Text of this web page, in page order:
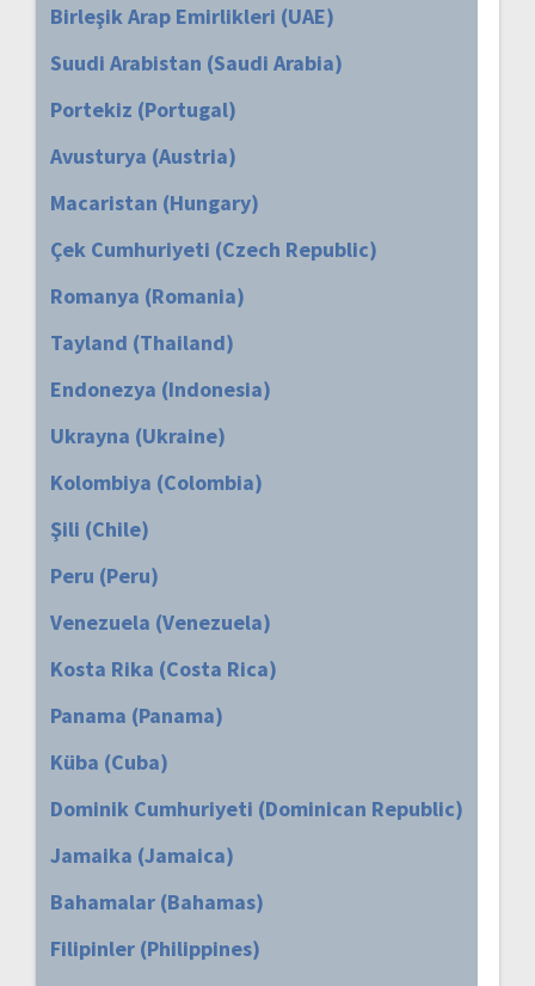
Birleşik Arap Emirlikleri (UAE)
Suudi Arabistan (Saudi Arabia)
Portekiz (Portugal)
Avusturya (Austria)
Macaristan (Hungary)
Çek Cumhuriyeti (Czech Republic)
Romanya (Romania)
Tayland (Thailand)
Endonezya (Indonesia)
Ukrayna (Ukraine)
Kolombiya (Colombia)
Şili (Chile)
Peru (Peru)
Venezuela (Venezuela)
Kosta Rika (Costa Rica)
Panama (Panama)
Küba (Cuba)
Dominik Cumhuriyeti (Dominican Republic)
Jamaika (Jamaica)
Bahamalar (Bahamas)
Filipinler (Philippines)